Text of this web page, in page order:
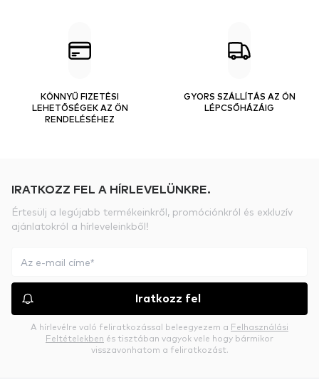
KÖNNYŰ FIZETÉSI
LEHETŐSÉGEK AZ ÖN
RENDELÉSÉHEZ
GYORS SZÁLLÍTÁS AZ ÖN
LÉPCSŐHÁZÁIG
IRATKOZZ FEL A HÍRLEVELÜNKRE.
Értesülj a legújabb termékeinkről, promóciónkról és exkluzív
ajánlatokról a hírleveleinkből!
Iratkozz fel
A hírlevélre való feliratkozással beleegyezem a Felhasználási
Feltételekben és tisztában vagyok vele hogy bármikor
visszavonhatom a feliratkozást.